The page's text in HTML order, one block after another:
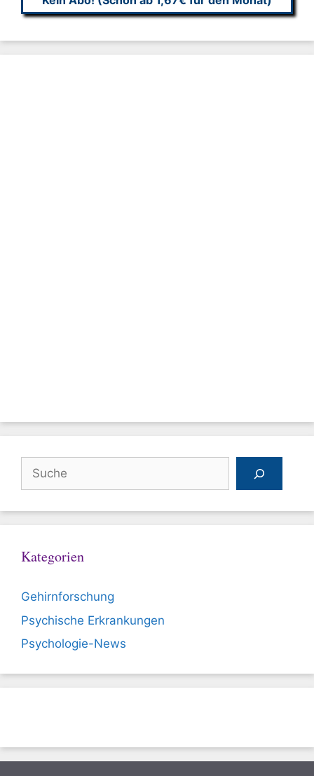
Suchen
Kategorien
Gehirnforschung
Psychische Erkrankungen
Psychologie-News